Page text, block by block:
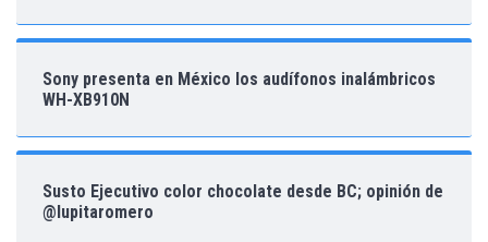
Sony presenta en México los audífonos inalámbricos
WH-XB910N
Susto Ejecutivo color chocolate desde BC; opinión de
@lupitaromero